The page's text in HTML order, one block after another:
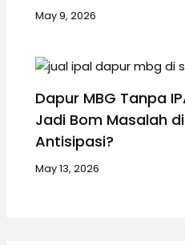
May 9, 2026
Dapur MBG Tanpa
Jadi Bom Masalah
Antisipasi?
May 13, 2026